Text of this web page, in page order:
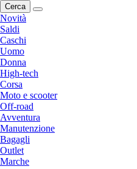
Cerca
Novità
Saldi
Caschi
Uomo
Donna
High-tech
Corsa
Moto e scooter
Off-road
Avventura
Manutenzione
Bagagli
Outlet
Marche